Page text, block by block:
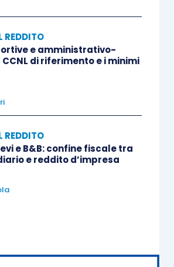
:
in cui il
in essere, dovrà riconoscere, ai
articolo 51, comma 2, lett. h),
onere deducibileprevisto
10, lett. d-bis), Tuir
del reddito di lavoro dipendente,
in cui ilrapporto di lavoro sia
REDDITO
e amministrativo-
di riferimento e i minimi
REDDITO
e B&B: confine fiscale tra
e reddito d’impresa